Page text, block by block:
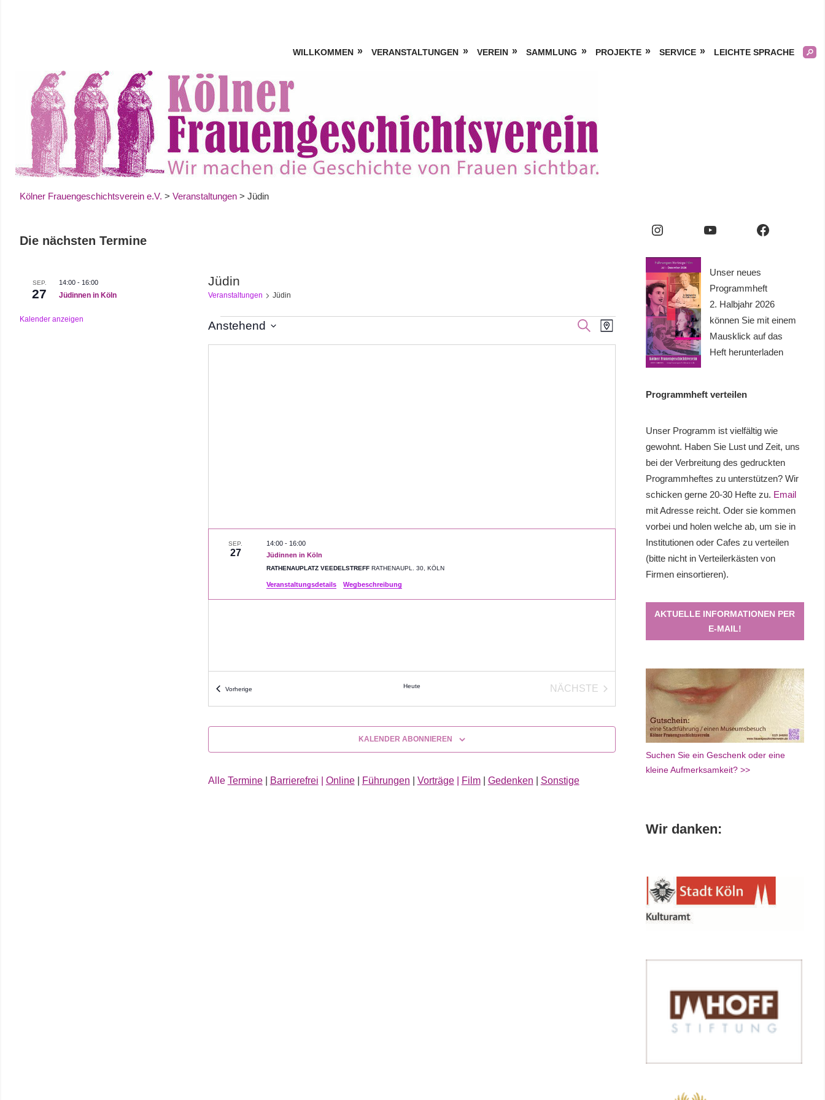
WILLKOMMEN VERANSTALTUNGEN VEREIN SAMMLUNG PROJEKTE SERVICE LEICHTE SPRACHE
Kölner Frauengeschichtsverein e.V. > Veranstaltungen > Jüdin
Jüdin
Veranstaltungen Jüdin
Veranstaltungen
Veranstaltungen
Ansichten,
Navigation
SUCHEVeranstaltung
Ansichten-
Navigation
KARTE
Anstehend
Datum
SEP.
27 Jüdinnen in Köln
14:00 - 16:00
RATHENAUPLATZ VEEDELSTREFF RATHENAUPL. 30, KÖLN
Veranstaltungsdetails Wegbeschreibung
VorherigeVeranstaltungen Heute
NÄCHSTE
VERANSTALTUNGEN
KALENDER ABONNIEREN
Alle Termine| Barrierefrei Online| Führungen Vorträge| Film| Gedenken Sonstige
Die nächsten Termine
SEP.
27
14:00 - 16:00
Jüdinnen in Köln
Kalender anzeigen
Instagram YouTube Facebook
Unser neues
Programmheft
2. Halbjahr 2026
können Sie mit einem
Mausklick auf das
Heft herunterladen
Programmheft verteilen
Unser Programm ist vielfältig wie
gewohnt. Haben Sie Lust und Zeit, uns
bei der Verbreitung des gedruckten
Programmheftes zu unterstützen? Wir
schicken gerne 20-30 Hefte zu. Email
mit Adresse reicht. Oder sie kommen
vorbei und holen welche ab, um sie in
Institutionen oder Cafes zu verteilen
(bitte nicht in Verteilerkästen von
Firmen einsortieren).
AKTUELLE INFORMATIONEN PER
E-MAIL!
Suchen Sie ein Geschenk oder eine
kleine Aufmerksamkeit? >>
Wir danken: